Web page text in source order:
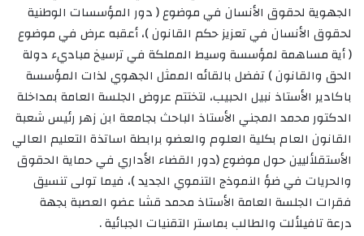
الجهوية لحقوق الأنسان في موضوع ( دور المؤسسات الوطنية
لحقوق الأنسان في تعزيز حكم القانون )، أعقبه عرض في موضوع
( أية مساهمة لمؤسسة وسيط المملكة في ترسيخ مباديء دولة
الحق والقانون ) تفضل بالقائه الممثل الجهوي لذات المؤسسة
باكادير الأستاذ نبيل الحبيب، لتختتم عروض الجلسة العامة بمداخلة
الدكتور محمد المجني الأستاذ الباحث بجامعة ابن زهر رئيس شعبة
القانون العام بكلية العلوم والعضو برابطة اساتذة التعليم العالي
الأستقلأليين حول موضوع (دور القضاء الأداري في حماية الحقوق
والحريات في ضؤ النموذج التنموي الجديد )، فيما تولى تنسيق
فقرات الجلسة العامة الأستاذ محمد قشا عضو العصبة بجهة
درعة تافيلألت والطالب بماستر التقنيات الجبائية .